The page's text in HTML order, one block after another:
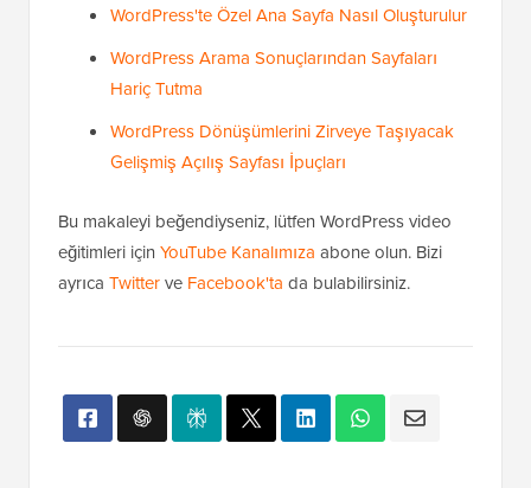
WordPress'te Özel Ana Sayfa Nasıl Oluşturulur
WordPress Arama Sonuçlarından Sayfaları
Hariç Tutma
WordPress Dönüşümlerini Zirveye Taşıyacak
Gelişmiş Açılış Sayfası İpuçları
Bu makaleyi beğendiyseniz, lütfen WordPress video
eğitimleri için YouTube Kanalımıza abone olun. Bizi
ayrıca Twitterve Facebook'ta da bulabilirsiniz.